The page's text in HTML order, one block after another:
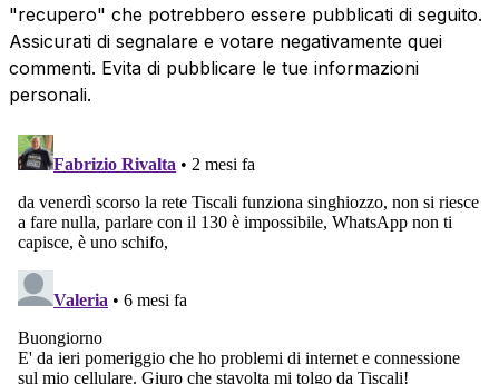
"recupero" che potrebbero essere pubblicati di seguito.
Assicurati di segnalare e votare negativamente quei
commenti. Evita di pubblicare le tue informazioni
personali.